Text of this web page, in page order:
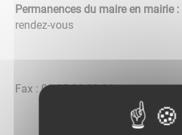
Permanences du maire en mairie :
rendez-vous
Fax : 03 85 96 22 36